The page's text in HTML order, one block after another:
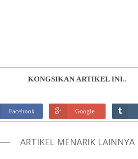
KONGSIKAN ARTIKEL INI..
Facebook Google
ARTIKEL MENARIK LAINNYA